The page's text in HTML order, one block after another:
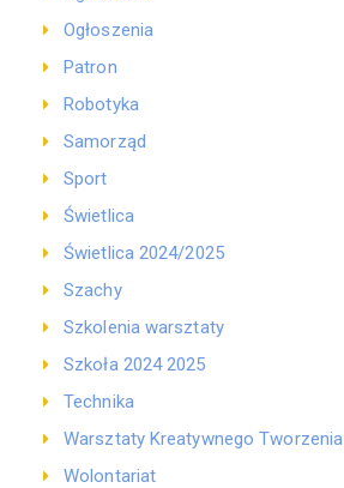
Ogłoszenia
Patron
Robotyka
Samorząd
Sport
Świetlica
Świetlica 2024/2025
Szachy
Szkolenia warsztaty
Szkoła 2024 2025
Technika
Warsztaty Kreatywnego Tworzenia
Wolontariat